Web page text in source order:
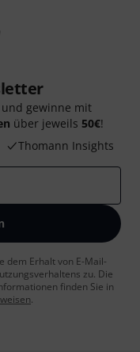
gewinne mit
über jeweils 50€!
Thomann Insights
dem Erhalt von E-Mail-
zu. Die
finden Sie in
.